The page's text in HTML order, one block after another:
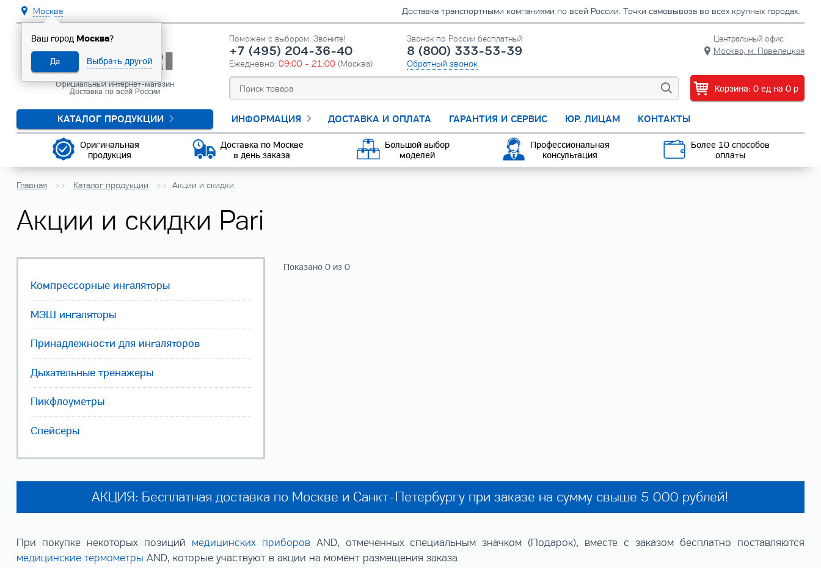
Москва
Ваш город Москва?
Да Выбрать другой
Доставка транспортными компаниями по всей России. Точки самовывоза во всех крупных городах.
Официальный интернет-магазин
Доставка по всей России
Центральный офис
Москва, м. Павелецкая
Поможем с выбором. Звоните!
+7 (495) 204-36-40
Ежедневно:09:00 - 21:00 (Москва)
Звонок по России бесплатный
8 (800) 333-53-39
Обратный звонок
Корзина: 0 ед на 0 p
КАТАЛОГ ПРОДУКЦИИ ИНФОРМАЦИЯ ДОСТАВКА И ОПЛАТА ГАРАНТИЯ И СЕРВИС ЮР. ЛИЦАМ КОНТАКТЫ
Оригинальная
продукция
Доставка по Москве
в день заказа
Большой выбор
моделей
Профессиональная
консультация
Более 10 способов
оплаты
Главная Каталог продукции Акции и скидки
Акции и скидки Pari
Компрессорные ингаляторы
МЭШ ингаляторы
Принадлежности для ингаляторов
Дыхательные тренажеры
Пикфлоуметры
Спейсеры
Показано 0 из 0
АКЦИЯ: Бесплатная доставка по Москве и Санкт-Петербургу при заказе на сумму свыше 5 000 рублей!
При покупке некоторых позиций медицинских приборовAND, отмеченных специальным значком (Подарок), вместе с заказом бесплатно поставляются
медицинские термометры AND, которые участвуют в акции на момент размещения заказа.